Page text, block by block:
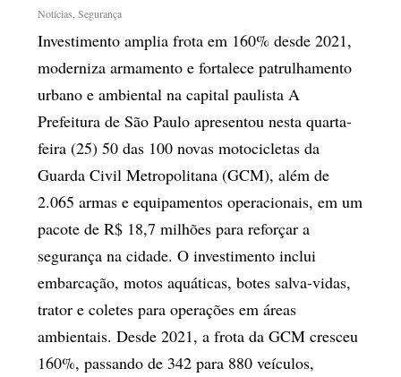
Notícias ,Segurança
Investimento amplia frota em 160% desde 2021,
moderniza armamento e fortalece patrulhamento
urbano e ambiental na capital paulista A
Prefeitura de São Paulo apresentou nesta quarta-
feira (25) 50 das 100 novas motocicletas da
Guarda Civil Metropolitana (GCM), além de
2.065 armas e equipamentos operacionais, em um
pacote de R$ 18,7 milhões para reforçar a
segurança na cidade. O investimento inclui
embarcação, motos aquáticas, botes salva-vidas,
trator e coletes para operações em áreas
ambientais. Desde 2021, a frota da GCM cresceu
160%, passando de 342 para 880 veículos,